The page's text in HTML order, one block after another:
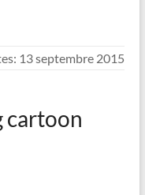
13 septembre 2015
cartoon